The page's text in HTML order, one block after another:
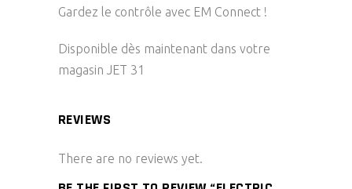
Gardez le contrôle avec EM Connect !
Disponible dès maintenant dans votre
magasin JET 31
REVIEWS
There are no reviews yet.